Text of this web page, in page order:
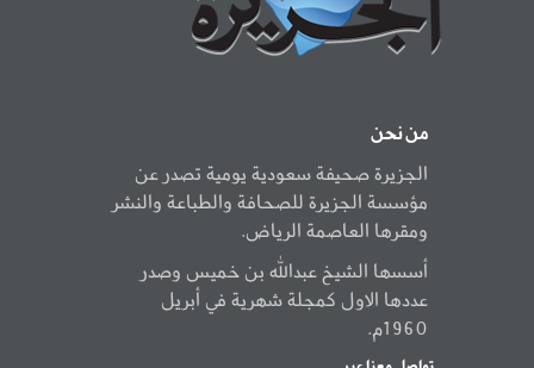
من نحن
الجزيرة صحيفة سعودية يومية تصدر عن
مؤسسة الجزيرة للصحافة والطباعة والنشر
ومقرها العاصمة الرياض.
أسسها الشيخ عبدالله بن خميس وصدر
عددها الاول كمجلة شهرية في أبريل
1960م.